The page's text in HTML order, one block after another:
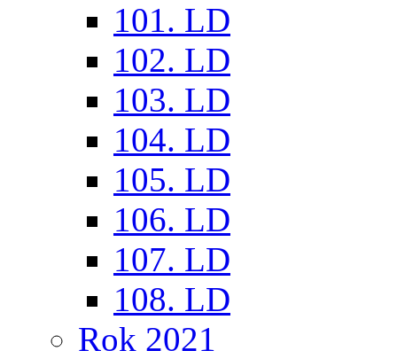
101. LD
102. LD
103. LD
104. LD
105. LD
106. LD
107. LD
108. LD
Rok 2021